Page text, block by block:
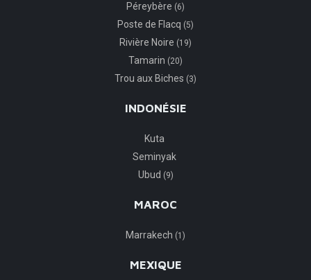
Péreybère (6)
Poste de Flacq (5)
Rivière Noire (19)
Tamarin (20)
Trou aux Biches (3)
INDONÉSIE
Kuta
Seminyak
Ubud (9)
MAROC
Marrakech (1)
MEXIQUE